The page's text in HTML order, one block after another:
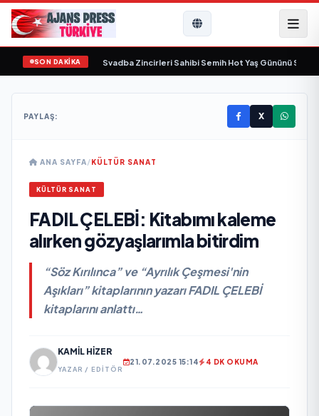
SON DAKİKA
yaşamını yitirdi Svadba Zincirleri Sahibi Semih Hot Yaş Gününü Sanat
PAYLAŞ: X
ANA SAYFA/KÜLTÜR SANAT
KÜLTÜR SANAT
FADIL ÇELEBİ: Kitabımı kaleme
alırken gözyaşlarımla bitirdim
“Söz Kırılınca” ve “Ayrılık Çeşmesi'nin
Aşıkları” kitaplarının yazarı FADIL ÇELEBİ
kitaplarını anlattı…
KAMIL HIZER
YAZAR / EDITÖR
21.07.2025 15:14 4 DK OKUMA